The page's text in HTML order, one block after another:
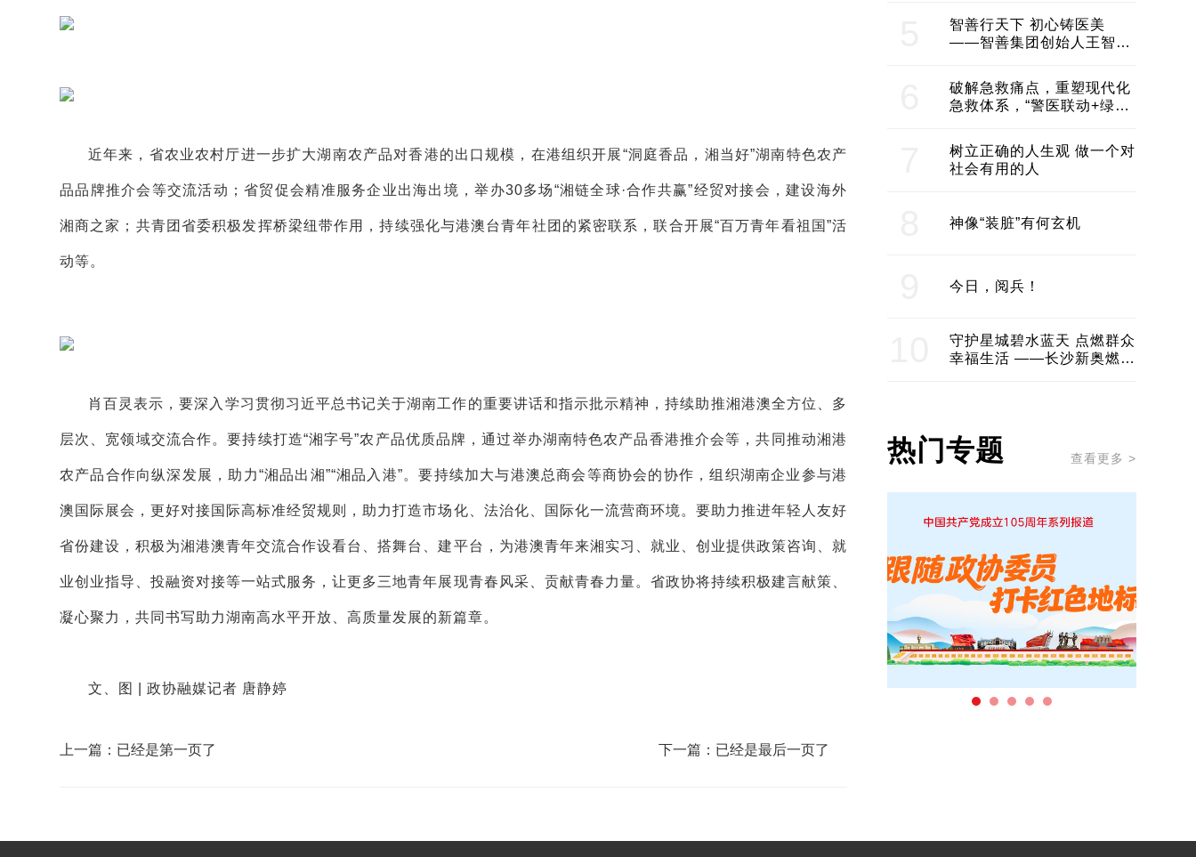
近年来，省农业农村厅进一步扩大湖南农产品对香港的出口规模，在港组织开展“洞庭香品，湘当好”湖南特色农产
品品牌推介会等交流活动；省贸促会精准服务企业出海出境，举办30多场“湘链全球·合作共赢”经贸对接会，建设海外
湘商之家；共青团省委积极发挥桥梁纽带作用，持续强化与港澳台青年社团的紧密联系，联合开展“百万青年看祖国”活
动等。
肖百灵表示，要深入学习贯彻习近平总书记关于湖南工作的重要讲话和指示批示精神，持续助推湘港澳全方位、多
层次、宽领域交流合作。要持续打造“湘字号”农产品优质品牌，通过举办湖南特色农产品香港推介会等，共同推动湘港
农产品合作向纵深发展，助力“湘品出湘”“湘品入港”。要持续加大与港澳总商会等商协会的协作，组织湖南企业参与港
澳国际展会，更好对接国际高标准经贸规则，助力打造市场化、法治化、国际化一流营商环境。要助力推进年轻人友好
省份建设，积极为湘港澳青年交流合作设看台、搭舞台、建平台，为港澳青年来湘实习、就业、创业提供政策咨询、就
业创业指导、投融资对接等一站式服务，让更多三地青年展现青春风采、贡献青春力量。省政协将持续积极建言献策、
凝心聚力，共同书写助力湖南高水平开放、高质量发展的新篇章。
文、图 | 政协融媒记者 唐静婷
上一篇：已经是第一页了 下一篇：已经是最后一页了
智善行天下 初心铸医美
——智善集团创始人王智带
建医美产业良性生态圈
破解急救痛点，重塑现代化
急救体系，“警医联动+绿波
树立正确的人生观 做一个对
社会有用的人
神像“装脏”有何玄机
今日，阅兵！
守护星城碧水蓝天 点燃群众
幸福生活 ——长沙新奥燃气
热门专题 查看更多 >